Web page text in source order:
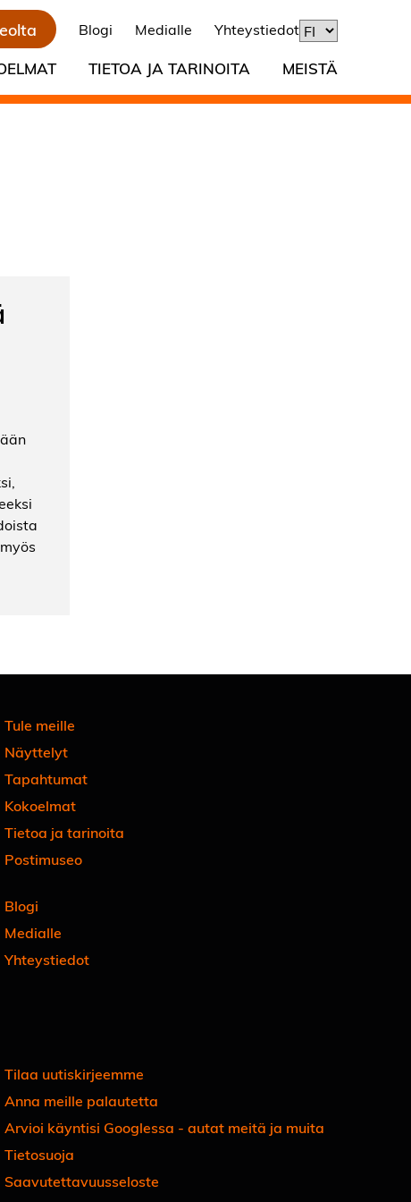
Blogi Medialle Yhteystiedot
TIETOA JA TARINOITA MEISTÄ
Tule meille
Näyttelyt
Tapahtumat
Kokoelmat
Tietoa ja tarinoita
Postimuseo
Blogi
Medialle
Yhteystiedot
Tilaa uutiskirjeemme
Anna meille palautetta
Arvioi käyntisi Googlessa - autat meitä ja muita
Tietosuoja
Saavutettavuusseloste